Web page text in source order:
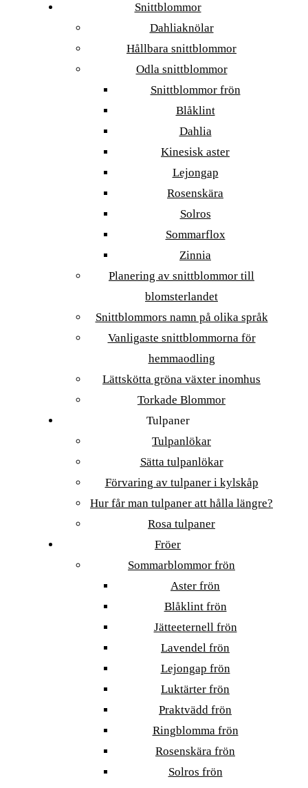
Snittblommor
Dahliaknölar
Hållbara snittblommor
Odla snittblommor
Snittblommor frön
Blåklint
Dahlia
Kinesisk aster
Lejongap
Rosenskära
Solros
Sommarflox
Zinnia
Planering av snittblommor till
blomsterlandet
Snittblommors namn på olika språk
Vanligaste snittblommorna för
hemmaodling
Lättskötta gröna växter inomhus
Torkade Blommor
Tulpaner
Tulpanlökar
Sätta tulpanlökar
Förvaring av tulpaner i kylskåp
Hur får man tulpaner att hålla längre?
Rosa tulpaner
Fröer
Sommarblommor frön
Aster frön
Blåklint frön
Jätteeternell frön
Lavendel frön
Lejongap frön
Luktärter frön
Praktvädd frön
Ringblomma frön
Rosenskära frön
Solros frön